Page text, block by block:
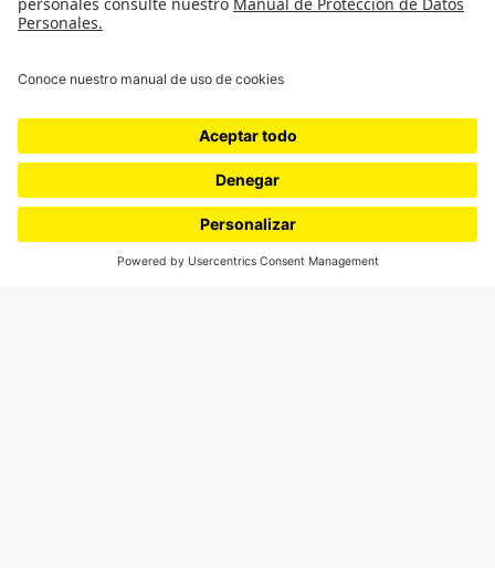
¿Quieres escribir en 070?
cerosetenta@uniandes.edu.co
BOGOTÁ, COLOMBIA